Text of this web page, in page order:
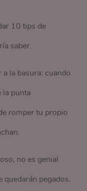
10 tips de
saber.
la basura: cuando
la punta
romper tu propio
no es genial
quedarán pegados.